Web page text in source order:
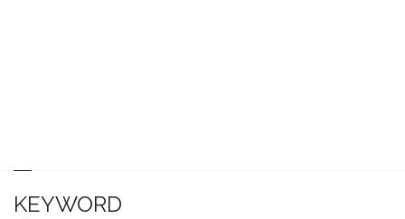
KEYWORD